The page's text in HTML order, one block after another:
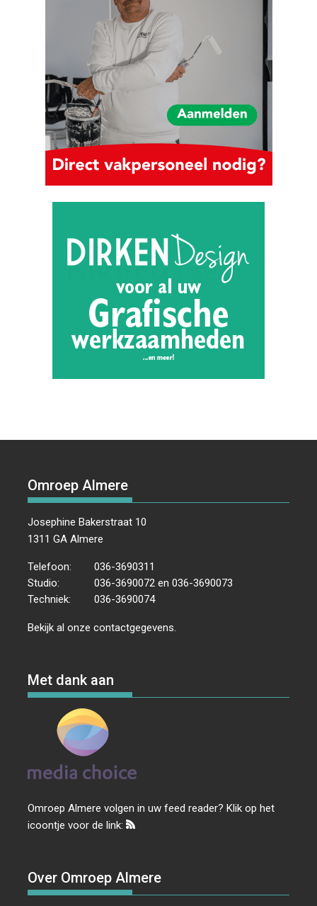
Omroep Almere
Josephine Bakerstraat 10
1311 GA Almere
Telefoon:
036-3690311
Studio:
036-3690072 en 036-3690073
Techniek:
036-3690074
Bekijk al onzecontactgegevens.
Met dank aan
Omroep Almere volgen in uw feed reader? Klik op het
icoontje voor de link:
Over Omroep Almere